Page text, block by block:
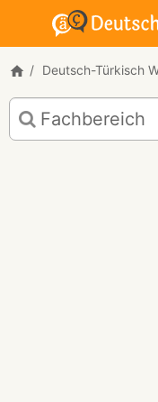
Deutsch-Türkisch
Deutsch-
Türkisch
Übersetzung